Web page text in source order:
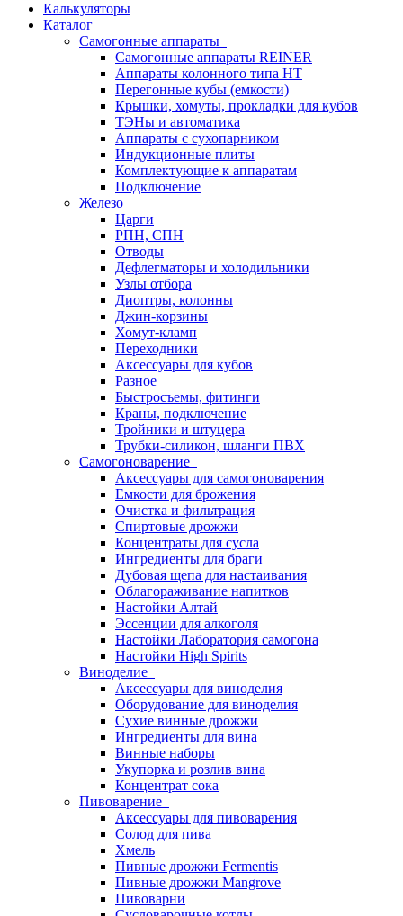
Калькуляторы
Каталог
Самогонные аппараты
Самогонные аппараты REINER
Аппараты колонного типа НТ
Перегонные кубы (емкости)
Крышки, хомуты, прокладки для кубов
ТЭНы и автоматика
Аппараты с сухопарником
Индукционные плиты
Комплектующие к аппаратам
Подключение
Железо
Царги
РПН, СПН
Отводы
Дефлегматоры и холодильники
Узлы отбора
Диоптры, колонны
Джин-корзины
Хомут-кламп
Переходники
Аксессуары для кубов
Разное
Быстросъемы, фитинги
Краны, подключение
Тройники и штуцера
Трубки-силикон, шланги ПВХ
Самогоноварение
Аксессуары для самогоноварения
Емкости для брожения
Очистка и фильтрация
Спиртовые дрожжи
Концентраты для сусла
Ингредиенты для браги
Дубовая щепа для настаивания
Облагораживание напитков
Настойки Алтай
Эссенции для алкоголя
Настойки Лаборатория самогона
Настойки High Spirits
Виноделие
Аксессуары для виноделия
Оборудование для виноделия
Сухие винные дрожжи
Ингредиенты для вина
Винные наборы
Укупорка и розлив вина
Концентрат сока
Пивоварение
Аксессуары для пивоварения
Солод для пива
Хмель
Пивные дрожжи Fermentis
Пивные дрожжи Mangrove
Пивоварни